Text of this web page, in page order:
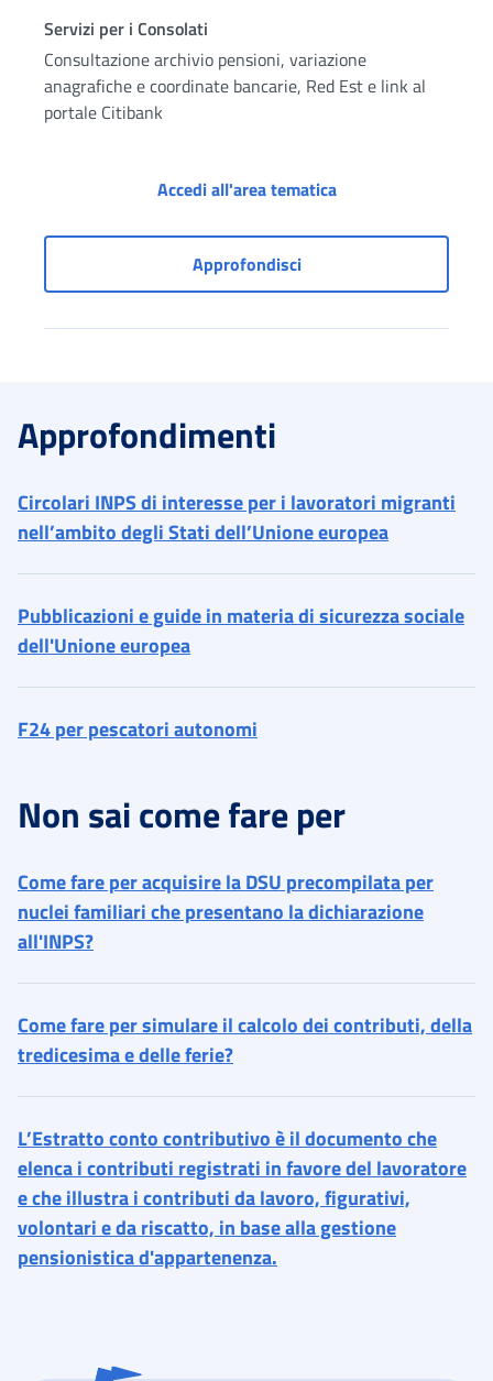
Servizi per i Consolati
Consultazione archivio pensioni, variazione
anagrafiche e coordinate bancarie, Red Est e link al
portale Citibank
Accedi all'area tematicaServizi per i
ApprofondisciServizi per i Consolati
Non sai come fare per
Come fare per acquisire la DSU precompilata per
nuclei familiari che presentano la dichiarazione
all'INPS?
Come fare per simulare il calcolo dei contributi, della
tredicesima e delle ferie?
L’Estratto conto contributivo è il documento che
elenca i contributi registrati in favore del lavoratore
e che illustra i contributi da lavoro, figurativi,
volontari e da riscatto, in base alla gestione
pensionistica d'appartenenza.
Approfondimenti
Circolari INPS di interesse per i lavoratori migranti
nell’ambito degli Stati dell’Unione europea
Pubblicazioni e guide in materia di sicurezza sociale
dell'Unione europea
F24 per pescatori autonomi